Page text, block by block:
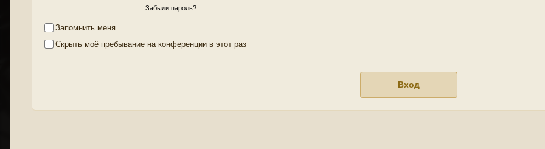
Забыли пароль?
Запомнить меня
Скрыть моё пребывание на конференции в этот раз